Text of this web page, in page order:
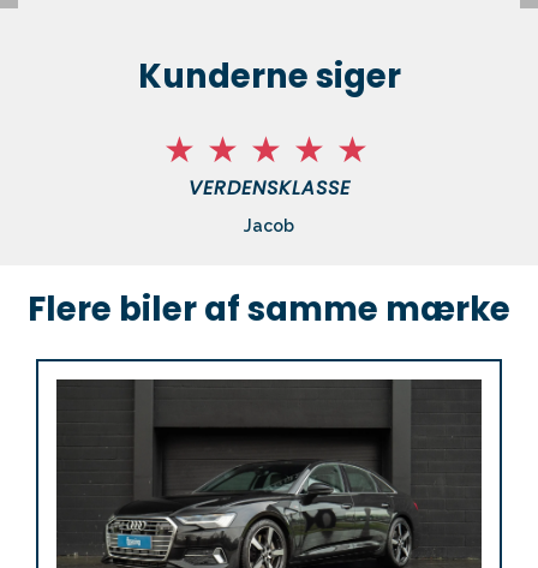
Kunderne siger
VERDENSKLASSE
Jacob
Flere biler af samme mærke